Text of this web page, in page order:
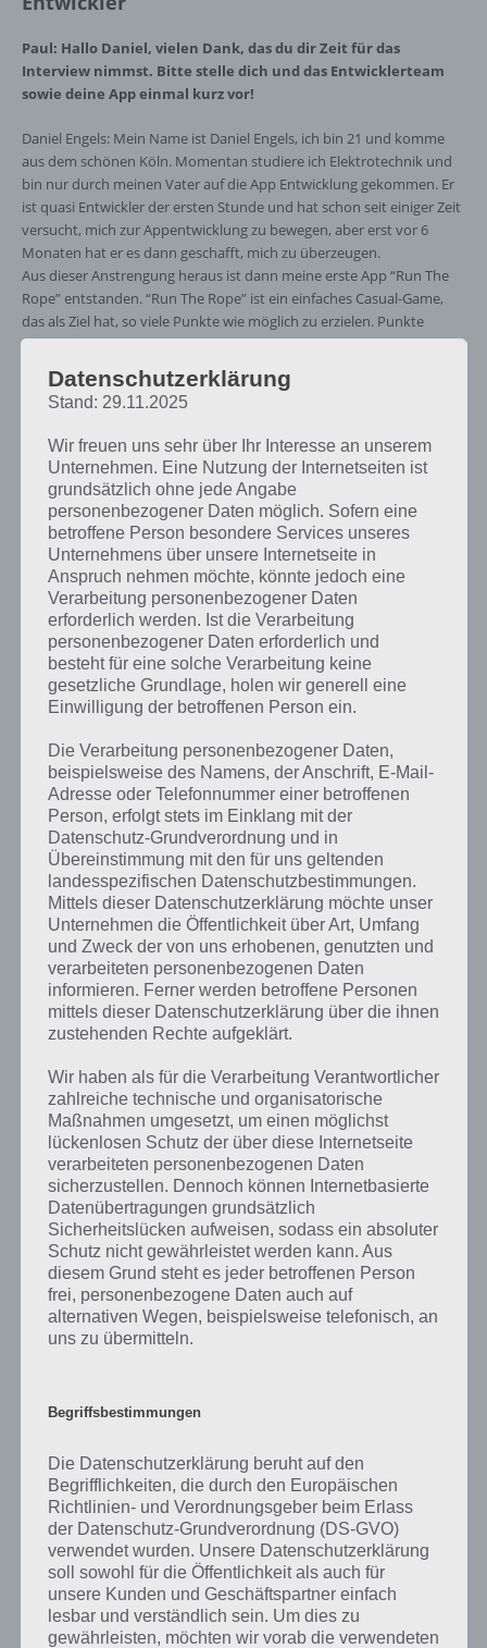
Paul: Hallo Daniel, vielen Dank, das du dir Zeit für das
Interview nimmst. Bitte stelle dich und das Entwicklerteam
sowie deine App einmal kurz vor!
Daniel Engels: Mein Name ist Daniel Engels, ich bin 21 und komme
aus dem schönen Köln. Momentan studiere ich Elektrotechnik und
bin nur durch meinen Vater auf die App Entwicklung gekommen. Er
ist quasi Entwickler der ersten Stunde und hat schon seit einiger Zeit
versucht, mich zur Appentwicklung zu bewegen, aber erst vor 6
Monaten hat er es dann geschafft, mich zu überzeugen.
Aus dieser Anstrengung heraus ist dann meine erste App “Run The
Rope” entstanden. “Run The Rope” ist ein einfaches Casual-Game,
das als Ziel hat, so viele Punkte wie möglich zu erzielen. Punkte
werden erzielt, indem man den Hindernissen ausweicht, die sich auf
einen zu bewegen. Das Ganze wird durch einen simplen Klick auf den
Bildschirm realisiert.
F: Warum sollten Nutzer gerade eure App herunterladen? Was
macht diese besonders?
A: Durch die, bis jetzt, durchweg positiven Bewertungen und die
Resonanz meiner Spieler, kann ich sagen, dass “Run The Rope” eine
super Alternative für Zwischendurch ist. Dadurch dass eine Runde
meist nur 1-2 Minuten dauert und auch nicht sonderlich
anspruchsvoll für Geist und Körper ist, kann man es super an
Bahnhaltestellen oder in der Mittagspause zum Zeitüberbrücken
oder zum kurzen Abschalten seines Kopfes nutzen. Da “Run The
Rope” allerdings nur leicht zu verstehen, aber nicht leicht zu
meistern ist, hat es einen gewissen Sog und man selbst möchte
bessere Scores erzielen und die Highscores seiner Freunde und
F: Plant ihr die Umsetzung der App auch für Android? Wann ist
mit der Veröffentlichung zu rechnen?
A: Da die iOS-Version bis jetzt fast nur positives Feedback erzeugt hat
habe ich mich dazu entschlossen ebenfalls eine Android-Version zu
schreiben. Das Ganze realisiere ich in dem ich mir noch einen Kumpel
mit ins Boot geholt habe, mit dem ich nun an der Fertigstellung
arbeite.
Nach einigem hin und her sollte nun die Veröffentlichung innerhalb
der nächsten 2-4 Tage von statten gehen.
Fragen zur Entwicklung der App Run The
Rope
F: Wie ist eure App entstanden? Welches Werkzeug habt ihr
dabei verwendet und warum? Auf welche Schwierigkeiten
seid ihr dabei gestoßen?
BFEHome
A: Die Idee zu
meiner App
entstand
durch das
Zusammenspiel von ein paar Freunden und klein bisschen Alkohol.
Wir hatten uns an die alten Spiele wie Snake oder Tetris erinnert, die
ja allesamt schnell zu verstehen waren aber trotzdem für Stunden
motiviert haben. Dadurch bin ich auf die Idee gekommen, mein
eigenes Spiel zu schreiben, dass genau auf diesem Spielprinzip
basiert. Und so ist “Run The Rope” entstanden.
Datenschutzerklärung
Stand: 29.11.2025
Wir freuen uns sehr über Ihr Interesse an unserem
Unternehmen. Eine Nutzung der Internetseiten ist
grundsätzlich ohne jede Angabe
personenbezogener Daten möglich. Sofern eine
betroffene Person besondere Services unseres
Unternehmens über unsere Internetseite in
Anspruch nehmen möchte, könnte jedoch eine
Verarbeitung personenbezogener Daten
erforderlich werden. Ist die Verarbeitung
personenbezogener Daten erforderlich und
besteht für eine solche Verarbeitung keine
gesetzliche Grundlage, holen wir generell eine
Einwilligung der betroffenen Person ein.
Die Verarbeitung personenbezogener Daten,
beispielsweise des Namens, der Anschrift, E-Mail-
Adresse oder Telefonnummer einer betroffenen
Person, erfolgt stets im Einklang mit der
Datenschutz-Grundverordnung und in
Übereinstimmung mit den für uns geltenden
landesspezifischen Datenschutzbestimmungen.
Mittels dieser Datenschutzerklärung möchte unser
Unternehmen die Öffentlichkeit über Art, Umfang
und Zweck der von uns erhobenen, genutzten und
verarbeiteten personenbezogenen Daten
informieren. Ferner werden betroffene Personen
mittels dieser Datenschutzerklärung über die ihnen
zustehenden Rechte aufgeklärt.
Wir haben als für die Verarbeitung Verantwortlicher
zahlreiche technische und organisatorische
Maßnahmen umgesetzt, um einen möglichst
lückenlosen Schutz der über diese Internetseite
verarbeiteten personenbezogenen Daten
sicherzustellen. Dennoch können Internetbasierte
Datenübertragungen grundsätzlich
Sicherheitslücken aufweisen, sodass ein absoluter
Schutz nicht gewährleistet werden kann. Aus
diesem Grund steht es jeder betroffenen Person
frei, personenbezogene Daten auch auf
alternativen Wegen, beispielsweise telefonisch, an
uns zu übermitteln.
Begriffsbestimmungen
Die Datenschutzerklärung beruht auf den
Begrifflichkeiten, die durch den Europäischen
Richtlinien- und Verordnungsgeber beim Erlass
der Datenschutz-Grundverordnung (DS-GVO)
verwendet wurden. Unsere Datenschutzerklärung
soll sowohl für die Öffentlichkeit als auch für
unsere Kunden und Geschäftspartner einfach
lesbar und verständlich sein. Um dies zu
gewährleisten, möchten wir vorab die verwendeten